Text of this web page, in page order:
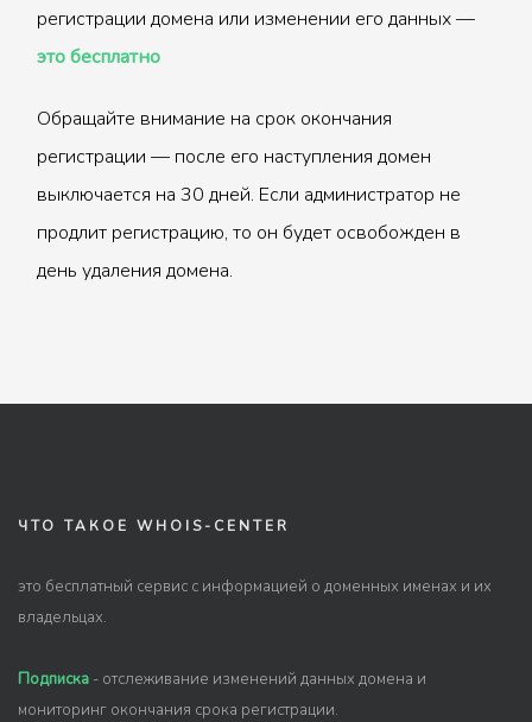
регистрации домена или изменении его данных —
это бесплатно
Обращайте внимание на срок окончания
регистрации — после его наступления домен
выключается на 30 дней. Если администратор не
продлит регистрацию, то он будет освобожден в
день удаления домена.
ЧТО ТАКОЕ WHOIS-CENTER
это бесплатный сервис с информацией о доменных именах и их
владельцах.
Подписка - отслеживание изменений данных домена и
мониторинг окончания срока регистрации.